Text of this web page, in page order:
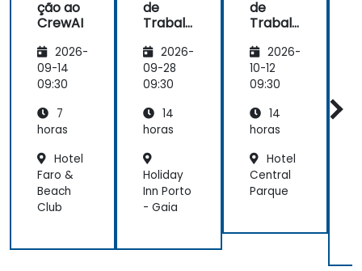
ção ao
CrewAI
2026-
09-14
09:30
7
horas
Hotel
Faro &
Beach
Club
de
Trabalh
Seguros
e
Compli
com
CrewAI
2026-
09-28
09:30
14
horas
Holiday
Inn Porto
- Gaia
de
Trabalh
Seguros
e
Compli
com
CrewAI
2026-
10-12
09:30
14
horas
Hotel
Central
Parque